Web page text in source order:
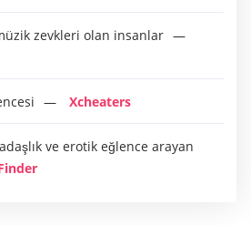
zevkleri olan insanlar
Xcheaters
ve erotik eğlence arayan